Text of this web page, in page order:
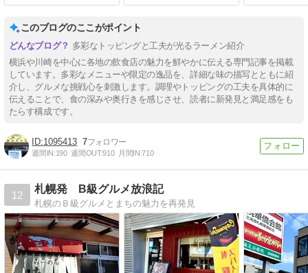
このブログのここがポイント
多彩なトッピングと工夫が光るラーメン紹介
横浜や川崎を中心に各地の飲食店の魅力を鮮やかに伝える専門記事を掲載
しています。多彩なメニューや限定の逸品を、詳細な味の描写とともに紹
介し、グルメな挑戦心を刺激します。調理やトッピングの工夫を具体的に
伝えることで、食の深みや奥行きを感じさせ、読者に新発見と満足感をも
たらす構成です。
1095413 7
週間IN:190 週間OUT:910 月間IN:710
12
札幌発 B級グルメ放浪記
札幌のＢ級グルメとまちの魅力を再発見